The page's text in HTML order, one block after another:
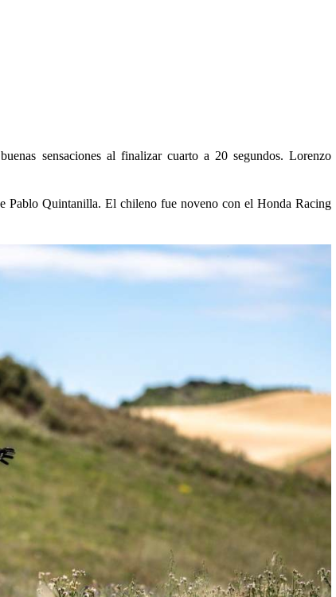
sensaciones al finalizar cuarto a 20 segundos. Lorenzo
Pablo Quintanilla. El chileno fue noveno con el Honda Racing